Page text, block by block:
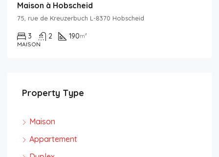
Maison à Hobscheid
75, rue de Kreuzerbuch L-8370 Hobscheid
3 2 190m²
MAISON
Property Type
Maison
Appartement